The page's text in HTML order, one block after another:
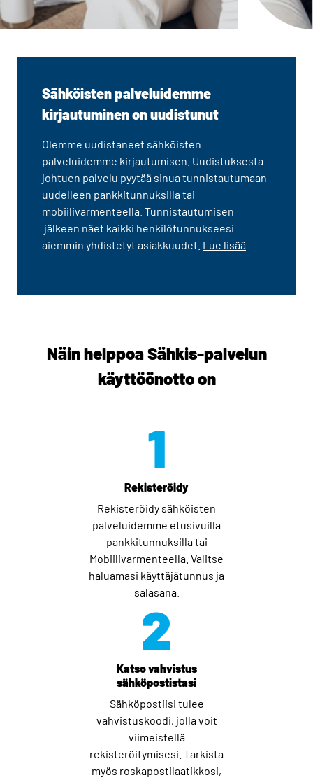
Sähköisten palveluidemme
kirjautuminen on uudistunut
Olemme uudistaneet sähköisten
palveluidemme kirjautumisen. Uudistuksesta
johtuen palvelu pyytää sinua tunnistautumaan
uudelleen pankkitunnuksilla tai
mobiilivarmenteella. Tunnistautumisen
jälkeen näet kaikki henkilötunnukseesi
aiemmin yhdistetyt asiakkuudet. Lue lisää
Näin helppoa Sähkis-palvelun
käyttöönotto on
1
Rekisteröidy
Rekisteröidy sähköisten
palveluidemme etusivuilla
pankkitunnuksilla tai
Mobiilivarmenteella. Valitse
haluamasi käyttäjätunnus ja
salasana.
2
Katso vahvistus
sähköpostistasi
Sähköpostiisi tulee
vahvistuskoodi, jolla voit
viimeistellä
rekisteröitymisesi. Tarkista
myös roskapostilaatikkosi,